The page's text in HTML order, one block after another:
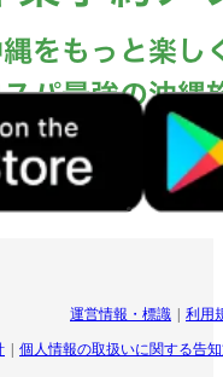
運営情報・標識 利用
個人情報の取扱いに関する告